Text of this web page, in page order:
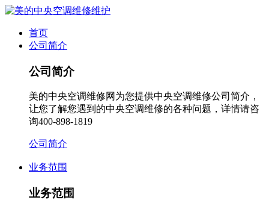
首页
公司简介
公司简介
美的中央空调维修网为您提供中央空调维修公司简介，
让您了解您遇到的中央空调维修的各种问题，详情请咨
询400-898-1819
公司简介
业务范围
业务范围